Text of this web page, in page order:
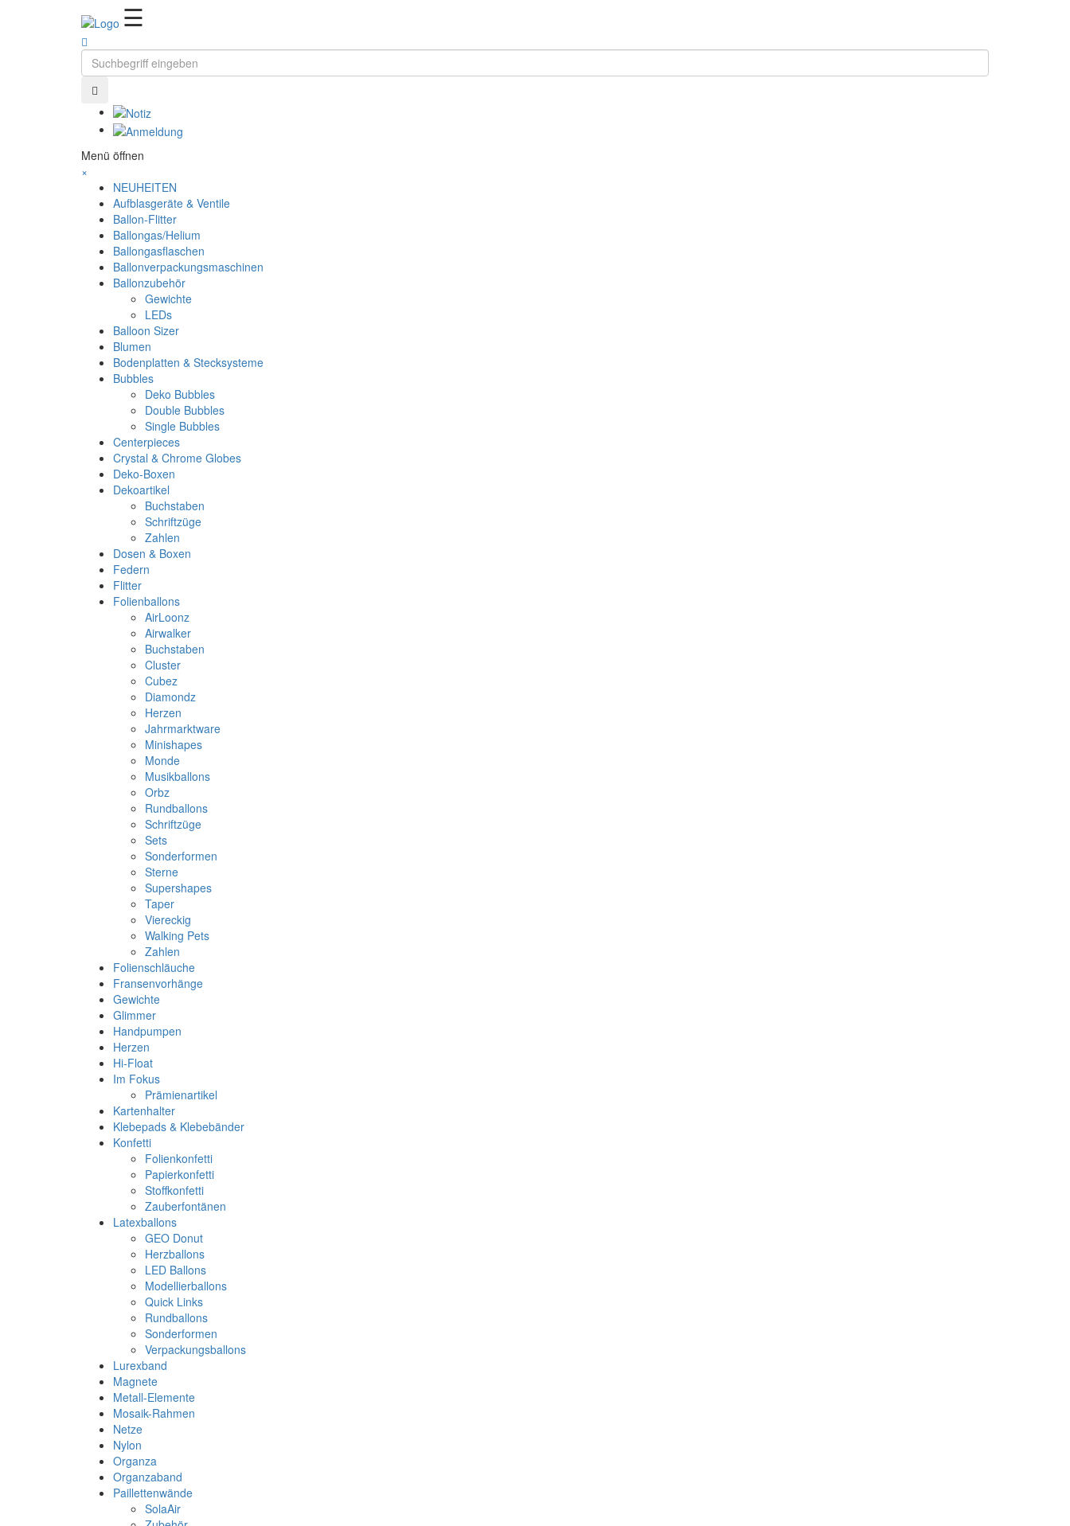
Ballonzauber
☰
Menü öffnen
×
NEUHEITEN
Aufblasgeräte & Ventile
Ballon-Flitter
Ballongas/Helium
Ballongasflaschen
Ballonverpackungsmaschinen
Ballonzubehör
Gewichte
LEDs
Balloon Sizer
Blumen
Bodenplatten & Stecksysteme
Bubbles
Deko Bubbles
Double Bubbles
Single Bubbles
Centerpieces
Crystal & Chrome Globes
Deko-Boxen
Dekoartikel
Buchstaben
Schriftzüge
Zahlen
Dosen & Boxen
Federn
Flitter
Folienballons
AirLoonz
Airwalker
Buchstaben
Cluster
Cubez
Diamondz
Herzen
Jahrmarktware
Minishapes
Monde
Musikballons
Orbz
Rundballons
Schriftzüge
Sets
Sonderformen
Sterne
Supershapes
Taper
Viereckig
Walking Pets
Zahlen
Folienschläuche
Fransenvorhänge
Gewichte
Glimmer
Handpumpen
Herzen
Hi-Float
Im Fokus
Prämienartikel
Kartenhalter
Klebepads & Klebebänder
Konfetti
Folienkonfetti
Papierkonfetti
Stoffkonfetti
Zauberfontänen
Latexballons
GEO Donut
Herzballons
LED Ballons
Modellierballons
Quick Links
Rundballons
Sonderformen
Verpackungsballons
Lurexband
Magnete
Metall-Elemente
Mosaik-Rahmen
Netze
Nylon
Organza
Organzaband
Paillettenwände
SolaAir